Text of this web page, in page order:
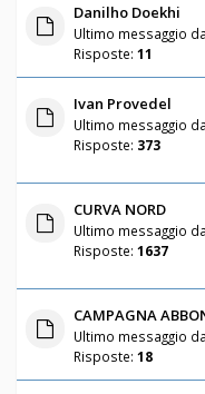
Danilho Doekhi
Ultimo messaggio da
Risposte: 11
Ivan Provedel
Ultimo messaggio da
Risposte: 373
CURVA NORD
Ultimo messaggio da
Risposte: 1637
CAMPAGNA
Ultimo messaggio da
Risposte: 18